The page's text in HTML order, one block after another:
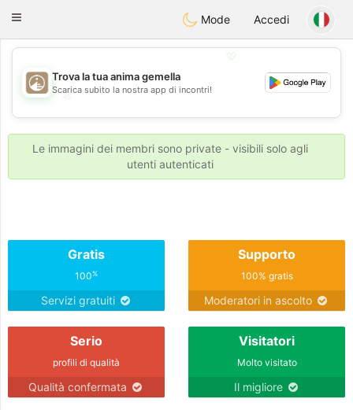
ahebik
Toggle
Mode Accedi
💖
💕
💕
Trova la tua anima gemella
Scarica subito la nostra app di incontri!
Le immagini dei membri sono private - visibili solo agli
utenti autenticati
Gratis
100%
Servizi gratuiti
Supporto
100% gratis
Moderatori in ascolto
Serio
profili di qualità
Qualità confermata
Visitatori
Molto visitato
Il migliore